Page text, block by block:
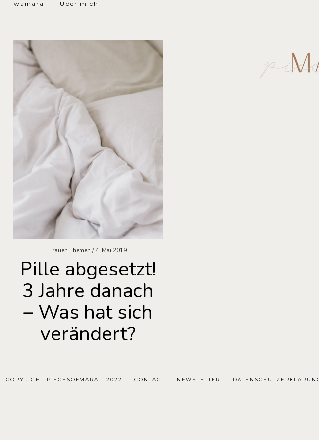
wamara
Über mich
Frauen Themen 4. Mai 2019
Pille abgesetzt!
3 Jahre danach
– Was hat sich
verändert?
COPYRIGHT PIECESOFMARA - 2022 CONTACT NEWSLETTER